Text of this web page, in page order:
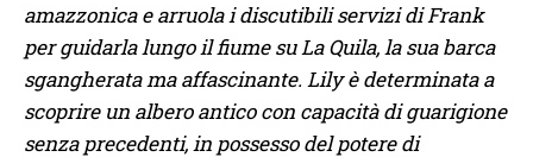
amazzonica e arruola i discutibili servizi di Frank
per guidarla lungo il fiume su La Quila, la sua barca
sgangherata ma affascinante. Lily è determinata a
scoprire un albero antico con capacità di guarigione
senza precedenti, in possesso del potere di